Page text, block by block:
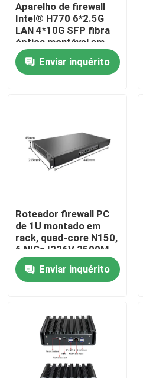
Casa
Produtos
Fábrica
Fale Conosco
Pedir um orçamento
PC industrial do painel
PC áspero da tabuleta
Aparelho de firewall
Intel® H770 6*2.5G
LAN 4*10G SFP fibra
óptica montável em
rack 1U
Enviar inquérito
Roteador firewall PC
de 1U montado em
rack, quad-core N150,
6 NICs I226V 2500M,
compatível com
pFsenseEnviar inquérito